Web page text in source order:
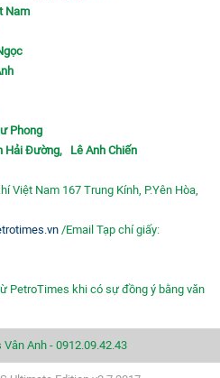
Nam
Phong
Hải Đường, Lê Anh Chiến
Việt Nam 167 Trung Kính, P.Yên Hòa,
/Email Tạp chí giấy:
PetroTimes khi có sự đồng ý bằng văn
Anh - 0912.09.42.43